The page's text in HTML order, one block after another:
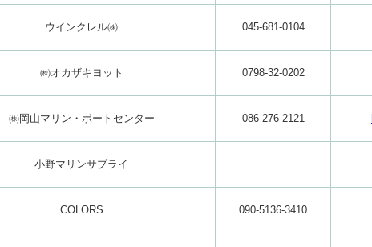
ウインクレル㈱ 045-681-0104
㈱オカザキヨット 0798-32-0202
㈱岡山マリン・ボートセンター 086-276-2121
小野マリンサプライ
COLORS 090-5136-3410